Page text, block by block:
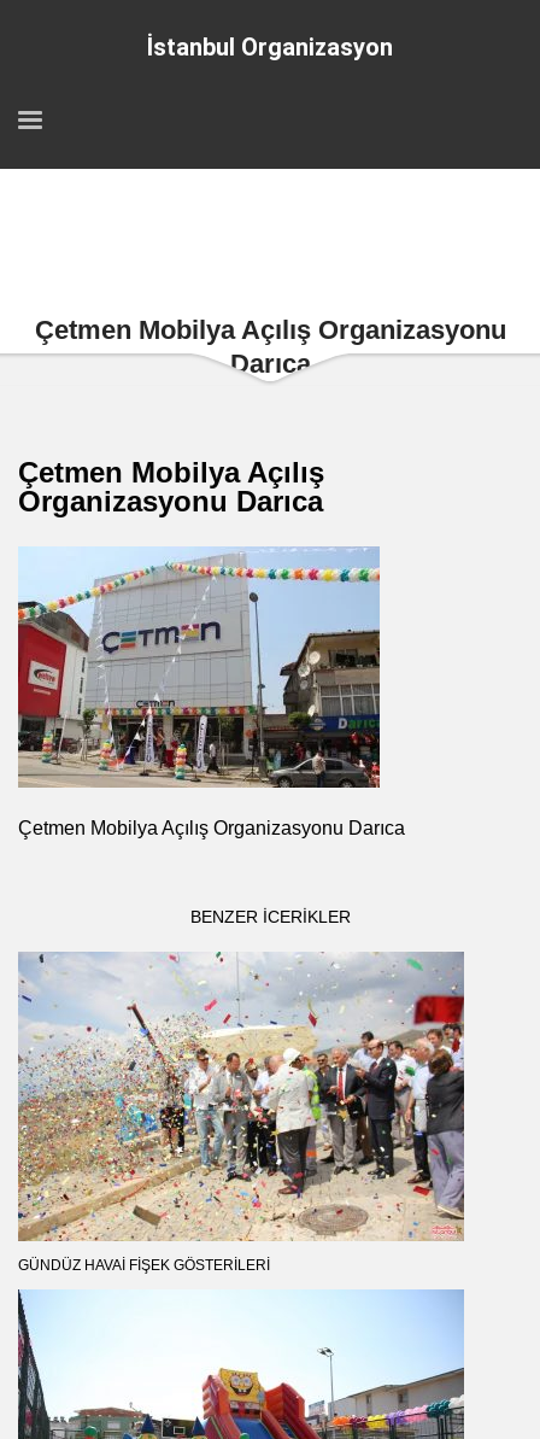
İstanbul Organizasyon
Çetmen Mobilya Açılış Organizasyonu
Darıca
Çetmen Mobilya Açılış
Organizasyonu Darıca
Çetmen Mobilya Açılış Organizasyonu Darıca
BENZER ICERIKLER
GÜNDÜZ HAVAI FIŞEK GÖSTERILERI